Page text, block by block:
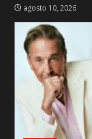
agosto 10, 2026